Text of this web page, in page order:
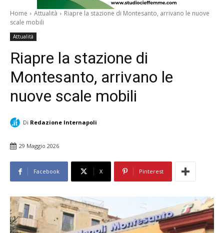
Home Attualità
Riapre la stazione di Montesanto, arrivano le nuove
scale mobili
Attualità
Riapre la stazione di
Montesanto, arrivano le
nuove scale mobili
Di Redazione Internapoli
29 Maggio 2026
Facebook X Pinterest